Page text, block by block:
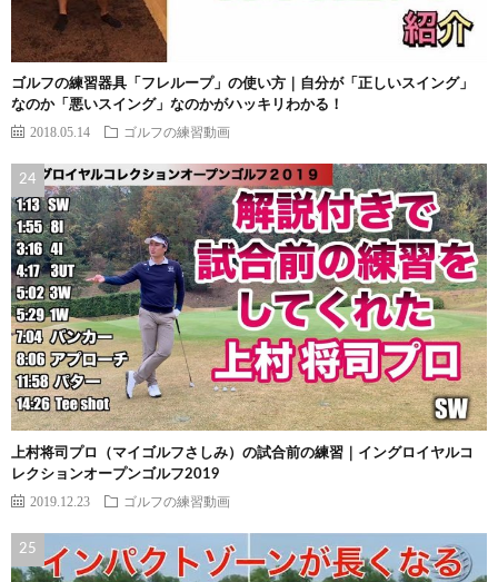
ゴルフの練習器具「フレループ」の使い方｜自分が「正しいスイング」
なのか「悪いスイング」なのかがハッキリわかる！
2018.05.14 ゴルフの練習動画
上村将司プロ（マイゴルフさしみ）の試合前の練習｜イングロイヤルコ
レクションオープンゴルフ2019
2019.12.23 ゴルフの練習動画